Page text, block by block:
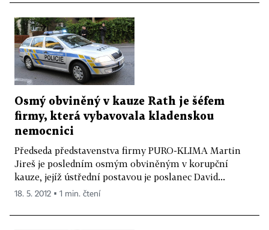
Osmý obviněný v kauze Rath je šéfem
firmy, která vybavovala kladenskou
nemocnici
Předseda představenstva firmy PURO-KLIMA Martin
Jireš je posledním osmým obviněným v korupční
kauze, jejíž ústřední postavou je poslanec David...
18. 5. 2012 ▪ 1 min. čtení